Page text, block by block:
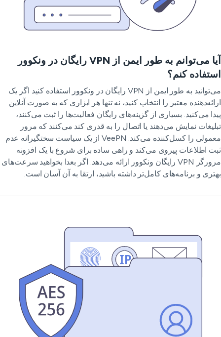
آیا می‌توانم به طور ایمن از VPN رایگان در ونکوور
کنم؟
می‌توانید به طور ایمن از VPN رایگان در ونکوور استفاده کنید اگر یک
معتبر را انتخاب کنید، نه تنها هر ابزاری که به صورت آنلاین
می‌کنید. بسیاری از گزینه‌های رایگان فعالیت‌ها را ثبت می‌کنند،
نمایش می‌دهند یا اتصال را به قدری کند می‌کنند که مرور
معمولی را کسل‌کننده می‌کند. VeePN از یک سیاست سختگیرانه عدم
اطلاعات پیروی می‌کند و راهی ساده برای شروع با یک افزونه
مرورگر VPN رایگان ونکوور ارائه می‌دهد. اگر بعدا بخواهید سرعت‌های
و برنامه‌های کامل‌تر داشته باشید، ارتقا به آن آسان است.